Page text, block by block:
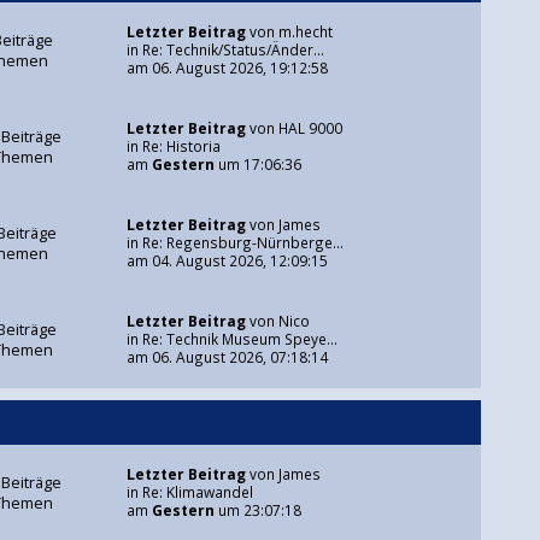
Letzter Beitragvon m.hecht
in Re: Technik/Status/Änder...
am 06. August 2026, 19:12:58
Letzter Beitragvon HAL 9000
in Re: Historia
am Gestern um 17:06:36
Letzter Beitragvon James
in Re: Regensburg-Nürnberge...
am 04. August 2026, 12:09:15
Letzter Beitragvon Nico
in Re: Technik Museum Speye...
am 06. August 2026, 07:18:14
Letzter Beitragvon James
in Re: Klimawandel
am Gestern um 23:07:18